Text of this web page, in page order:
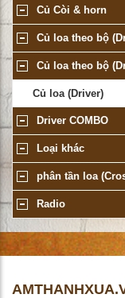
Củ Còi & horn
Củ loa theo bộ
Củ loa theo bộ
Củ loa (Driver)
Driver COMBO
Loại khác
phân tần loa
Radio